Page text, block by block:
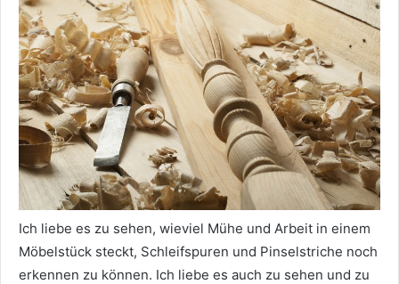
Ich liebe es zu sehen, wieviel Mühe und Arbeit in einem
Möbelstück steckt, Schleifspuren und Pinselstriche noch
erkennen zu können. Ich liebe es auch zu sehen und zu